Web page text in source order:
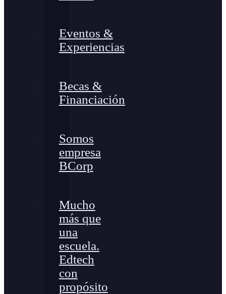
Eventos &
Experiencias
Becas &
Financiación
Somos
empresa
BCorp
Mucho
más que
una
escuela.
Edtech
con
propósito